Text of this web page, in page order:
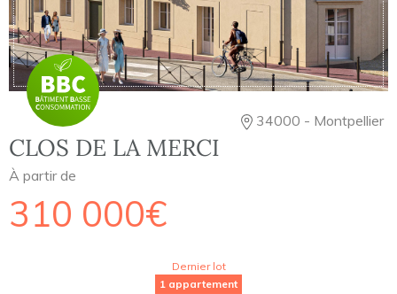
34000 - Montpellier
CLOS DE LA MERCI
À partir de
310 000€
Dernier lot
1 appartement